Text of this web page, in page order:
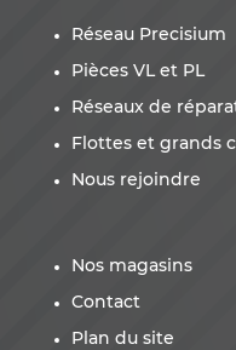
Réseau Precisium
Pièces VL et PL
Réseaux de
Flottes et grands
Nous rejoindre
Nos magasins
Contact
Plan du site